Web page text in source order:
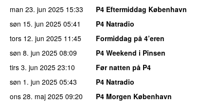
man 23. jun 2025 15:33
P4 Eftermiddag København
søn 15. jun 2025 05:41
P4 Natradio
tors 12. jun 2025 11:45
Formiddag på 4’eren
søn 8. jun 2025 08:09
P4 Weekend i Pinsen
tirs 3. jun 2025 23:10
Før natten på P4
søn 1. jun 2025 05:43
P4 Natradio
ons 28. maj 2025 09:20
P4 Morgen København